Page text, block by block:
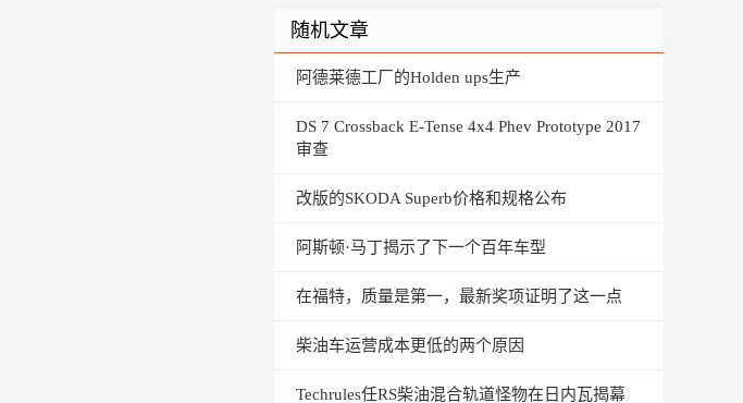
随机文章
阿德莱德工厂的Holden ups生产
DS 7 Crossback E-Tense 4x4 Phev Prototype 2017
审查
改版的SKODA Superb价格和规格公布
阿斯顿·马丁揭示了下一个百年车型
在福特，质量是第一，最新奖项证明了这一点
柴油车运营成本更低的两个原因
Techrules任RS柴油混合轨道怪物在日内瓦揭幕